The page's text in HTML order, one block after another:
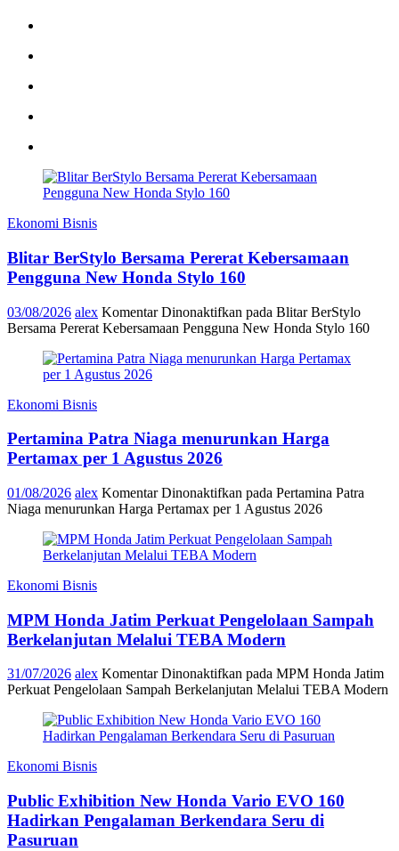
Ekonomi Bisnis
Blitar BerStylo Bersama Pererat Kebersamaan
Pengguna New Honda Stylo 160
03/08/2026 alex Komentar Dinonaktifkan pada Blitar BerStylo
Bersama Pererat Kebersamaan Pengguna New Honda Stylo 160
Ekonomi Bisnis
Pertamina Patra Niaga menurunkan Harga
Pertamax per 1 Agustus 2026
01/08/2026 alex Komentar Dinonaktifkan pada Pertamina Patra
Niaga menurunkan Harga Pertamax per 1 Agustus 2026
Ekonomi Bisnis
MPM Honda Jatim Perkuat Pengelolaan Sampah
Berkelanjutan Melalui TEBA Modern
31/07/2026 alex Komentar Dinonaktifkan pada MPM Honda Jatim
Perkuat Pengelolaan Sampah Berkelanjutan Melalui TEBA Modern
Ekonomi Bisnis
Public Exhibition New Honda Vario EVO 160
Hadirkan Pengalaman Berkendara Seru di
Pasuruan